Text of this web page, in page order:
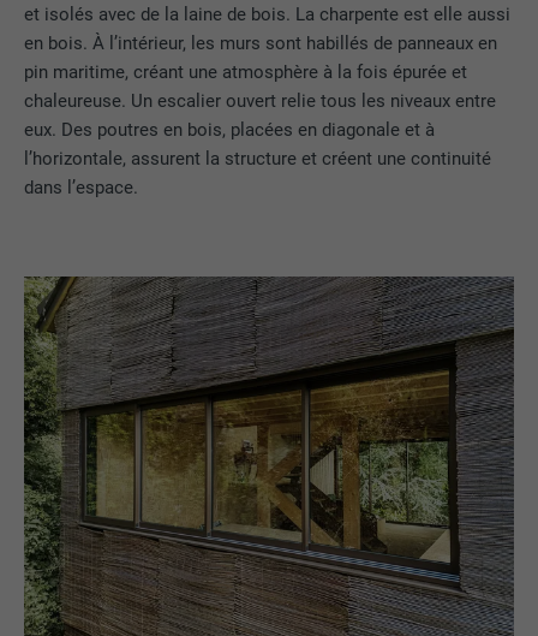
et isolés avec de la laine de bois. La charpente est elle aussi
en bois. À l’intérieur, les murs sont habillés de panneaux en
pin maritime, créant une atmosphère à la fois épurée et
chaleureuse. Un escalier ouvert relie tous les niveaux entre
eux. Des poutres en bois, placées en diagonale et à
l’horizontale, assurent la structure et créent une continuité
dans l’espace.